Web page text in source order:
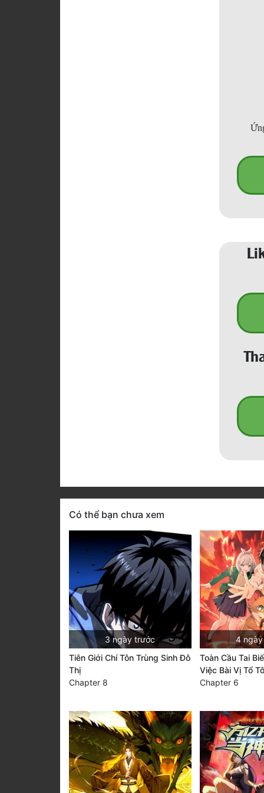
Có thể bạn chưa xem
3 ngày trước
Tiên Giới Chí Tôn Trùng Sinh Đô
Thị
Chapter 8
4
Toàn Cầu Tai
Việc Bài Vị Tổ
Chapter 6